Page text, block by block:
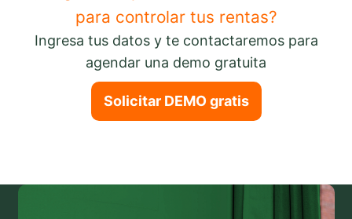
para controlar tus rentas?
Ingresa tus datos y te contactaremos para
agendar una demo gratuita
Solicitar DEMO gratis